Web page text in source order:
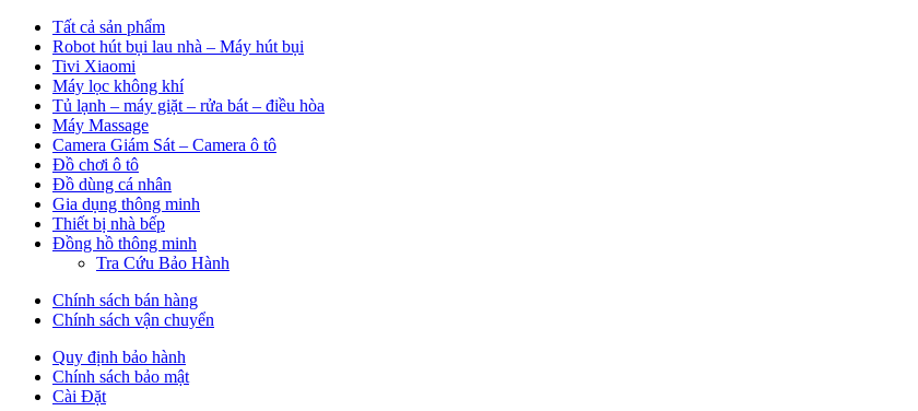
Tất cả sản phẩm
Robot hút bụi lau nhà – Máy hút bụi
Tivi Xiaomi
Máy lọc không khí
Tủ lạnh – máy giặt – rửa bát – điều hòa
Máy Massage
Camera Giám Sát – Camera ô tô
Đồ chơi ô tô
Đồ dùng cá nhân
Gia dụng thông minh
Thiết bị nhà bếp
Đồng hồ thông minh
Tra Cứu Bảo Hành
Chính sách bán hàng
Chính sách vận chuyển
Quy định bảo hành
Chính sách bảo mật
Cài Đặt